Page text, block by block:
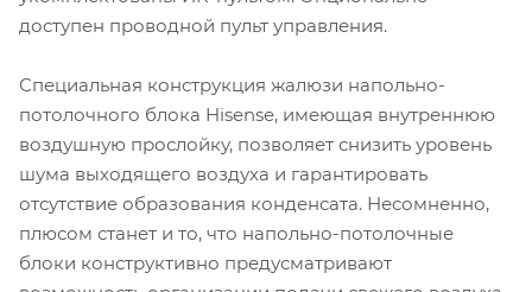
доступен проводной пульт управления.
Специальная конструкция жалюзи напольно-
потолочного блока Hisense, имеющая внутреннюю
воздушную прослойку, позволяет снизить уровень
шума выходящего воздуха и гарантировать
отсутствие образования конденсата. Несомненно,
плюсом станет и то, что напольно-потолочные
блоки конструктивно предусматривают